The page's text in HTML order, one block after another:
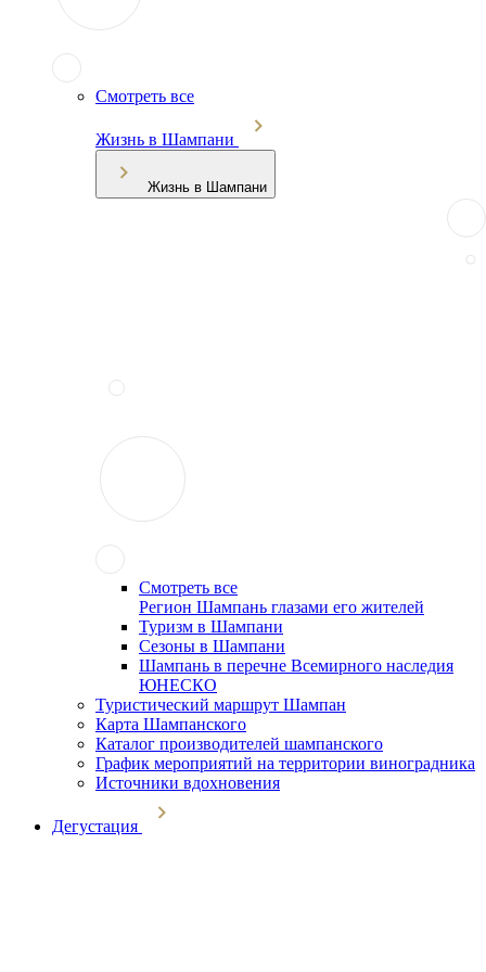
Смотреть все
Жизнь в Шампани
Жизнь в Шампани
Смотреть все
Регион Шампань глазами его жителей
Туризм в Шампани
Сезоны в Шампани
Шампань в перечне Всемирного наследия
ЮНЕСКО
Туристический маршрут Шампан
Карта Шампанского
Каталог производителей шампанского
График мероприятий на территории виноградника
Источники вдохновения
Дегустация